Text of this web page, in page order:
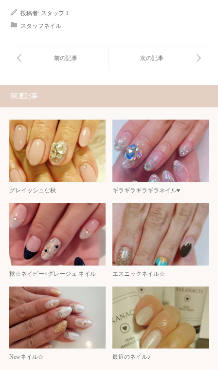
投稿者: スタッフ１
スタッフネイル
関連記事
グレイッシュな秋 ギラギラギラギラネイル♥️
秋☆ネイビー×グレージュ ネイル エスニックネイル☆
Newネイル☆ 最近のネイル♪